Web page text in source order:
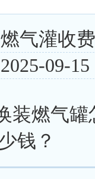
燃气灌收
2025-09-15
装燃气罐
钱？